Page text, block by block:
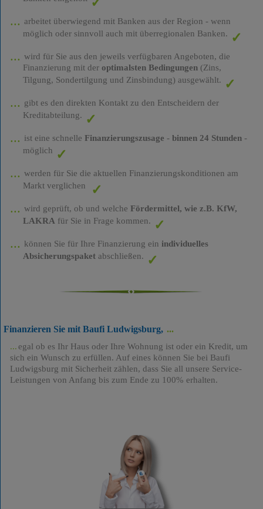
arbeitet überwiegend mit Banken aus der Region - wenn
möglich oder sinnvoll auch mit überregionalen Banken.
wird für Sie aus den jeweils verfügbaren Angeboten, die
Finanzierung mit der optimalsten Bedingungen(Zins,
Tilgung, Sondertilgung und Zinsbindung) ausgewählt.
gibt es den direkten Kontakt zu den Entscheidern der
Kreditabteilung.
ist eine schnelle Finanzierungszusage - binnen 24 Stunden-
möglich
werden für Sie die aktuellen Finanzierungskonditionen am
Markt verglichen
wird geprüft, ob und welche Fördermittel, wie z.B. KfW,
LAKRA für Sie in Frage kommen.
können Sie für Ihre Finanzierung ein individuelles
Absicherungspaketabschließen.
Finanzieren Sie mit Baufi Ludwigsburg,
egal ob es Ihr Haus oder Ihre Wohnung ist oder ein Kredit, um
sich ein Wunsch zu erfüllen. Auf eines können Sie bei Baufi
Ludwigsburg mit Sicherheit zählen, dass Sie all unsere Service-
Leistungen von Anfang bis zum Ende zu 100% erhalten.